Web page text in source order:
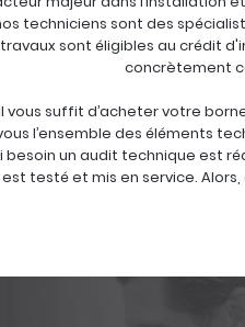
techniciens sont des
sont éligibles au crédit
concrètement
vous suffit d’acheter votre
l’ensemble des éléments
besoin un audit technique est
testé et mis en service.